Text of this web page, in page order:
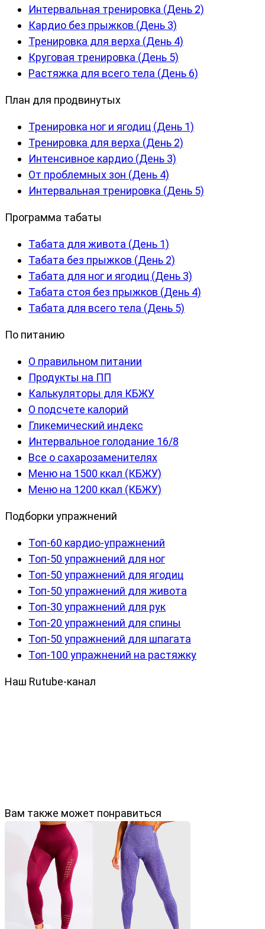
Интервальная тренировка (День 2)
Кардио без прыжков (День 3)
Тренировка для верха (День 4)
Круговая тренировка (День 5)
Растяжка для всего тела (День 6)
План для продвинутых
Тренировка ног и ягодиц (День 1)
Тренировка для верха (День 2)
Интенсивное кардио (День 3)
От проблемных зон (День 4)
Интервальная тренировка (День 5)
Программа табаты
Табата для живота (День 1)
Табата без прыжков (День 2)
Табата для ног и ягодиц (День 3)
Табата стоя без прыжков (День 4)
Табата для всего тела (День 5)
По питанию
О правильном питании
Продукты на ПП
Калькуляторы для КБЖУ
О подсчете калорий
Гликемический индекс
Интервальное голодание 16/8
Все о сахарозаменителях
Меню на 1500 ккал (КБЖУ)
Меню на 1200 ккал (КБЖУ)
Подборки упражнений
Топ-60 кардио-упражнений
Топ-50 упражнений для ног
Топ-50 упражнений для ягодиц
Топ-50 упражнений для живота
Топ-30 упражнений для рук
Топ-20 упражнений для спины
Топ-50 упражнений для шпагата
Топ-100 упражнений на растяжку
Наш Rutube-канал
Вам также может понравиться